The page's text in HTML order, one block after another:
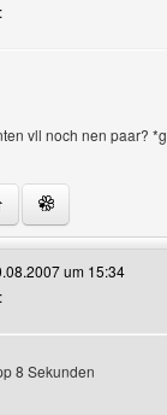
anzeigen
vll noch nen paar?
dieses
anzeigen
um 15:34
8 Sekunden